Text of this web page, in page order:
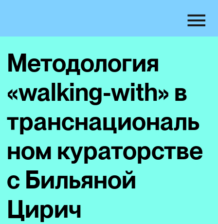
Методология
«walking-with» в
транснациональ
ном кураторстве
с Бильяной
Цирич